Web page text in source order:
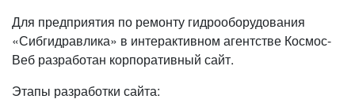
Для предприятия по ремонту гидрооборудования
«Сибгидравлика» в интерактивном агентстве Космос-
Веб разработан корпоративный сайт.
Этапы разработки сайта: